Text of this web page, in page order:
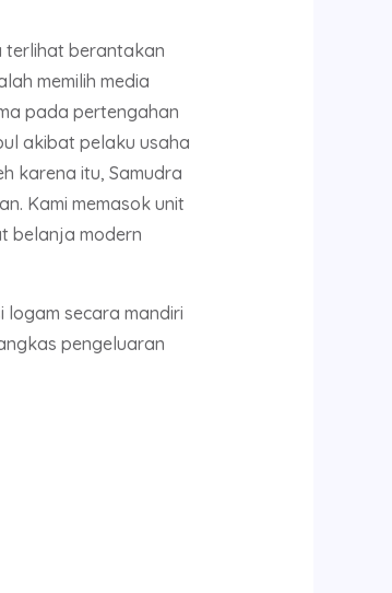
terlihat berantakan
memilih media
pada pertengahan
akibat pelaku usaha
karena itu, Samudra
Kami memasok unit
belanja modern
secara mandiri
pengeluaran